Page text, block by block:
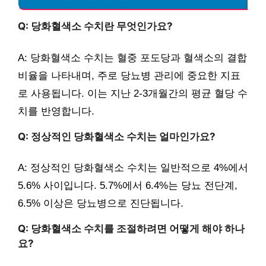
Q: 당화혈색소 수치란 무엇인가요?
A: 당화혈색소 수치는 혈중 포도당과 혈색소의 결합
비율을 나타내며, 주로 당뇨병 관리에 중요한 지표
로 사용됩니다. 이는 지난 2-3개월간의 평균 혈당 수
치를 반영합니다.
Q: 정상적인 당화혈색소 수치는 얼마인가요?
A: 정상적인 당화혈색소 수치는 일반적으로 4%에서
5.6% 사이입니다. 5.7%에서 6.4%는 당뇨 전단계,
6.5% 이상은 당뇨병으로 진단됩니다.
Q: 당화혈색소 수치를 조절하려면 어떻게 해야 하나
요?